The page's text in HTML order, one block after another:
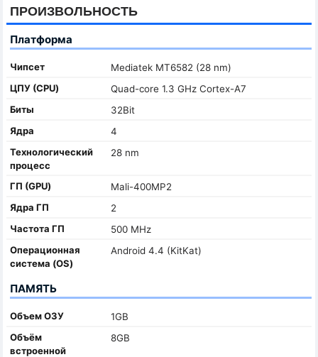
ПРОИЗВОЛЬНОСТЬ
Платформа
Чипсет
Mediatek MT6582 (28 nm)
ЦПУ (CPU)
Quad-core 1.3 GHz Cortex-A7
Биты
32Bit
Ядра
4
Технологический
процесс
28 nm
ГП (GPU)
Mali-400MP2
Ядра ГП
2
Частота ГП
500 MHz
Oперационная
система (OS)
Android 4.4 (KitKat)
ПАМЯТЬ
Объем ОЗУ
1GB
Объём
встроенной
8GB